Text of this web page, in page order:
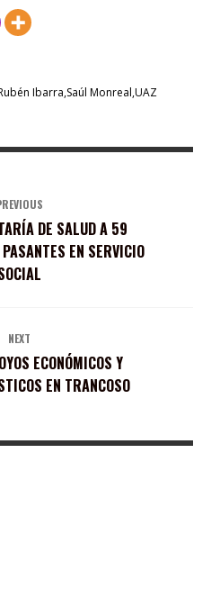
Ibarra Saúl Monreal UAZ
DE SALUD A 59
EN SERVICIO
NEXT
ECONÓMICOS Y
EN TRANCOSO